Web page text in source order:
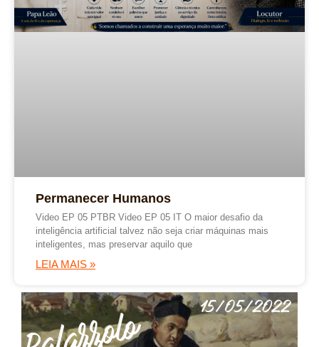
Permanecer Humanos
Video EP 05 PTBR Video EP 05 IT O maior desafio da
inteligência artificial talvez não seja criar máquinas mais
inteligentes, mas preservar aquilo que
LEIA MAIS »